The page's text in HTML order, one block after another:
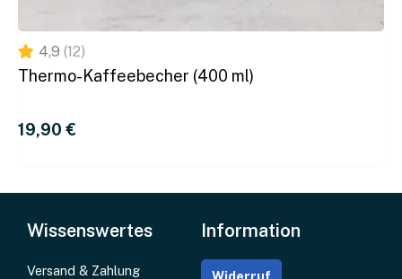
4,9 (12)
Thermo-Kaffeebecher (400 ml)
19,90 €
Wissenswertes
Versand & Zahlung
Information
Widerruf